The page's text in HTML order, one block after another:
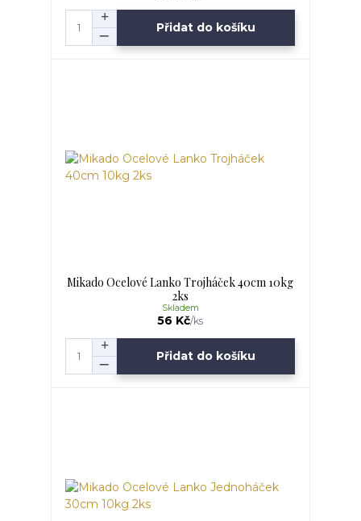
Přidat do košíku
Mikado Ocelové Lanko Trojháček 40cm 10kg
2ks
56 Kč/ks
Skladem
Přidat do košíku